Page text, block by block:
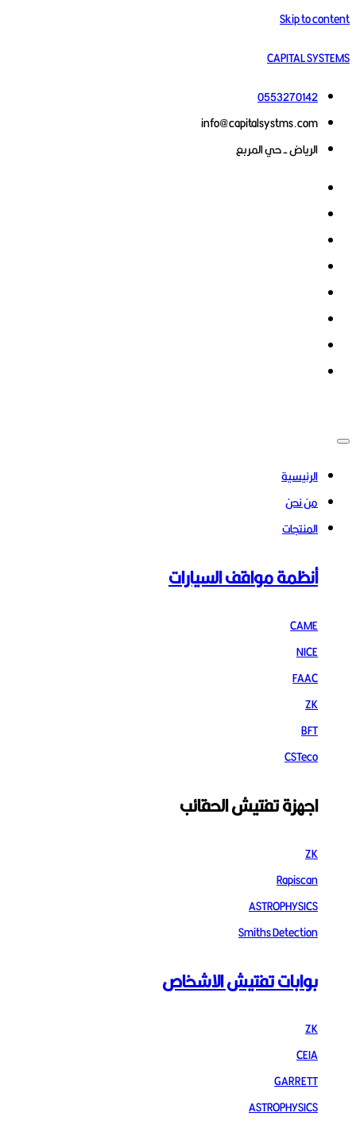
Skip to content
CAPITAL SYSTEMS
0553270142
info@capitalsystms.com
الرياض - حي المربع
الرئيسية
من نحن
المنتجات
أنظمة مواقف السيارات
CAME
NICE
FAAC
ZK
BFT
CSTeco
اجهزة تفتيش الحقائب
ZK
Rapiscan
ASTROPHYSICS
Smiths Detection
بوابات تفتيش الاشخاص
ZK
CEIA
GARRETT
ASTROPHYSICS